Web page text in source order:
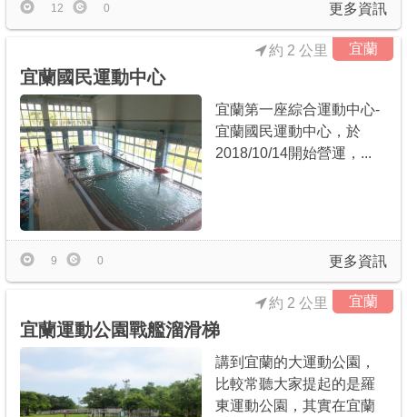
更多資訊
12 0
宜蘭
約 2 公里
宜蘭國民運動中心
宜蘭第一座綜合運動中心-
宜蘭國民運動中心，於
2018/10/14開始營運，...
更多資訊
9 0
宜蘭
約 2 公里
宜蘭運動公園戰艦溜滑梯
講到宜蘭的大運動公園，
比較常聽大家提起的是羅
東運動公園，其實在宜蘭